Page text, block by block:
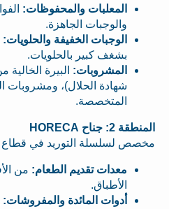
المعلبات والمحفوظات:
والوجبات الجاهزة.
الوجبات الخفيفة والحلويات:
بشغف كبير بالحلويات.
المشروبات: البيرة
شهادة الحلال)، ومشروبات
المتخصصة.
المنطقة 2: جناح HORECA
مخصص لسلسلة التوريد في قطاع
معدات تقديم الطعام: من
الأطباق.
أدوات المائدة والمفروشات: